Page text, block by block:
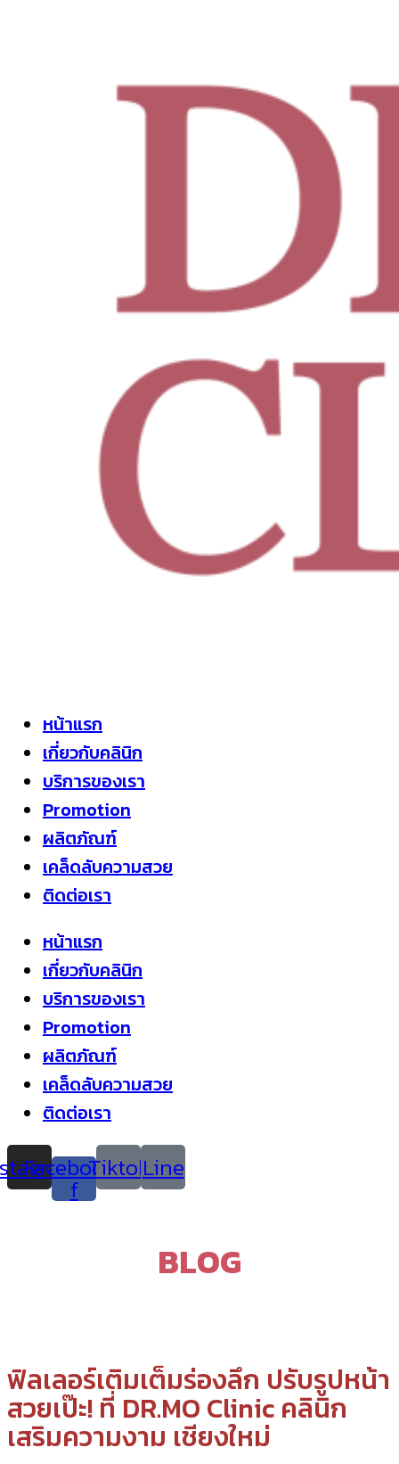
หน้าแรก
เกี่ยวกับคลินิก
บริการของเรา
Promotion
ผลิตภัณฑ์
เคล็ดลับความสวย
ติดต่อเรา
หน้าแรก
เกี่ยวกับคลินิก
บริการของเรา
Promotion
ผลิตภัณฑ์
เคล็ดลับความสวย
ติดต่อเรา
Facebook-
f
TiktokLine
BLOG
ฟิลเลอร์เติมเต็มร่องลึก ปรับรูปหน้า
สวยเป๊ะ! ที่ DR.MO Clinic คลินิก
เสริมความงาม เชียงใหม่